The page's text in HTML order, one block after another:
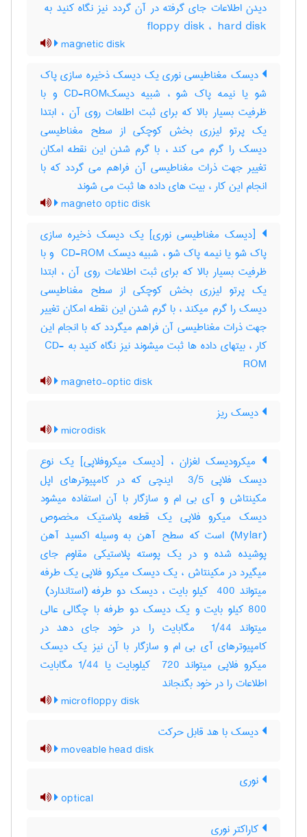
floppy disk ، ‎ hard disk
magnetic disk
دیسک مغناطیسی نوری یک دیسک ذخیره سازی پاک
شو یا نیمه پاک شو ، شبیه دیسکCD-ROM و با
ظرفیت بسیار بالا که برای ثبت اطلعات روی آن ، ابتدا
یک پرتو لیزری بخش کوچکی از سطح مغناطیسی
دیسک را گرم می کند ، با گرم شدن این نقطه امکان
تغییر جهت ذرات مغناطیسی آن فراهم می گردد که با
انجام این کار ، بیت های داده ها ثبت می شوند
magneto optic disk
[دیسک مغناطیسی نوری] یک دیسک ذخیره سازی
پاک شو یا نیمه پاک شو ، شبیه دیسک ‎ CD-ROM و با
ظرفیت بسیار بالا که برای ثبت اطلاعات روی آن ، ابتدا
یک پرتو لیزری بخش کوچکی از سطح مغناطیسی
دیسک را گرم میکند ، با گرم شدن این نقطه امکان تغییر
جهت ذرات مغناطیسی آن فراهم میگردد که با انجام این
کار ، بیتهای داده ها ثبت میشوند نیز نگاه کنید به ‎ CD-
ROM
magneto-optic disk
دیسک ریز
microdisk
میکرودیسک لغزان ، [دیسک میکروفلاپی] یک نوع
دیسک فلاپی ‎ 3/5 اینچی که در کامپیوترهای اپل
مکینتاش و آی بی ام و سازگار با آن استفاده میشود
دیسک میکرو فلاپی یک قطعه پلاستیک مخصوص
(‎Mylar) است که سطح آهن به وسیله اکسید آهن
پوشیده شده و در یک پوسته پلاستیکی مقاوم جای
میگیرد در مکینتاش ، یک دیسک میکرو فلاپی یک طرفه
800 کیلو بایت و یک دیسک دو طرفه با چگالی عالی
میتواند ‎ 1/44 مگابایت را در خود جای دهد در
کامپیوترهای آی بی ام و سازگار با آن نیز یک دیسک
میکرو فلاپی میتواند ‎ 720 کیلوبایت یا ‎1/44 مگابایت
اطلاعات را در خود بگنجاند
microfloppy disk
دیسک با هد قابل حرکت
moveable head disk
نوری
optical
کاراکتر نوری